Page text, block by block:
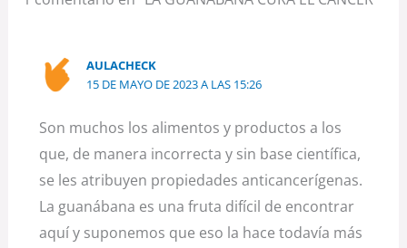
AULACHECK
15 DE MAYO DE 2023 A LAS 15:26
Son muchos los alimentos y productos a los
que, de manera incorrecta y sin base científica,
se les atribuyen propiedades anticancerígenas.
La guanábana es una fruta difícil de encontrar
aquí y suponemos que eso la hace todavía más